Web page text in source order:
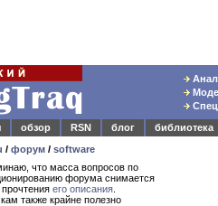
обзор RSN блог
библиотека
/ форум / software
что масса вопросов по
форума снимается
его описания
также крайне полезно